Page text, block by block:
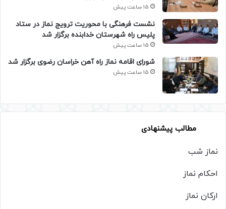
15 ساعت پیش
نشست فرهنگی با محوریت ترویج نماز در ستاد
پلیس راه شهرستان خدابنده برگزار شد
15 ساعت پیش
شورای اقامه نماز راه آهن خراسان رضوی برگزار شد
15 ساعت پیش
مطالب پیشنهادی
نماز شب
احکام نماز
ارکان نماز